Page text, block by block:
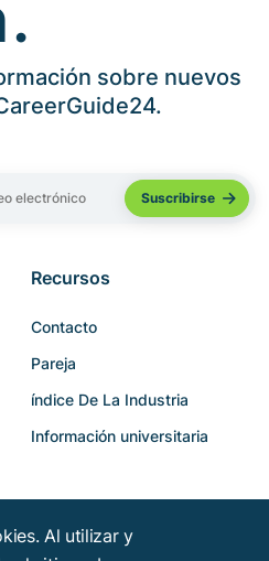
sobre nuevos
Recursos
Contacto
Pareja
índice De La Industria
Información universitaria
Al utilizar y